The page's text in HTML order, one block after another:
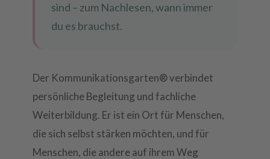
sind – zum Nachlesen, wann immer
du es brauchst.
Der Kommunikationsgarten® verbindet
persönliche Begleitung und fachliche
Weiterbildung. Er ist ein Ort für Menschen,
die sich selbst stärken möchten, und für
Menschen, die andere auf ihrem Weg